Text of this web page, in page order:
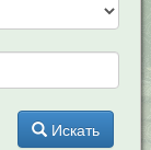
Искать